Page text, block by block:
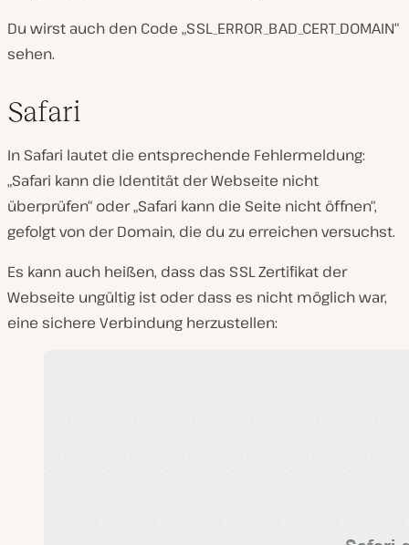
Du wirst auch den Code „SSL_ERROR_BAD_CERT_DOMAIN“
sehen.
Safari
In Safari lautet die entsprechende Fehlermeldung:
„Safari kann die Identität der Webseite nicht
überprüfen“ oder „Safari kann die Seite nicht öffnen“,
gefolgt von der Domain, die du zu erreichen versuchst.
Es kann auch heißen, dass das SSL Zertifikat der
Webseite ungültig ist oder dass es nicht möglich war,
eine sichere Verbindung herzustellen: